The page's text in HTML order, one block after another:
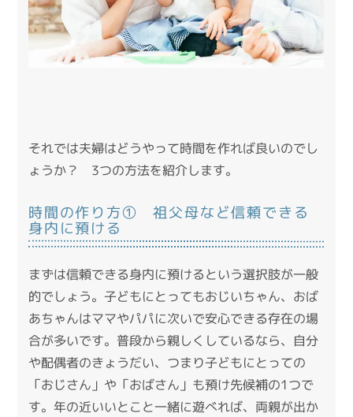
それでは夫婦はどうやって時間を作れば良いのでし
ょうか？ 3つの方法を紹介します。
時間の作り方① 祖父母など信頼できる
身内に預ける
まずは信頼できる身内に預けるという選択肢が一般
的でしょう。子どもにとってもおじいちゃん、おば
あちゃんはママやパパに次いで安心できる存在の場
合が多いです。普段から親しくしているなら、自分
や配偶者のきょうだい、つまり子どもにとっての
「おじさん」や「おばさん」も預け先候補の1つで
す。年の近いいとこと一緒に遊べれば、両親が出か